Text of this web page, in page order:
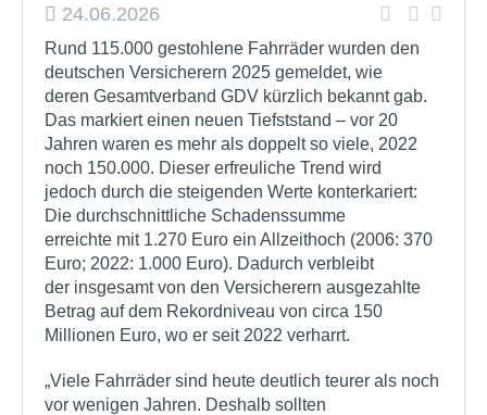
24.06.2026
Rund 115.000 gestohlene Fahrräder wurden den
deutschen Versicherern 2025 gemeldet, wie
deren Gesamtverband GDV kürzlich bekannt gab.
Das markiert einen neuen Tiefststand – vor 20
Jahren waren es mehr als doppelt so viele, 2022
noch 150.000. Dieser erfreuliche Trend wird
jedoch durch die steigenden Werte konterkariert:
Die durchschnittliche Schadenssumme
erreichte mit 1.270 Euro ein Allzeithoch (2006: 370
Euro; 2022: 1.000 Euro). Dadurch verbleibt
der insgesamt von den Versicherern ausgezahlte
Betrag auf dem Rekordniveau von circa 150
Millionen Euro, wo er seit 2022 verharrt.
„Viele Fahrräder sind heute deutlich teurer als noch
vor wenigen Jahren. Deshalb sollten